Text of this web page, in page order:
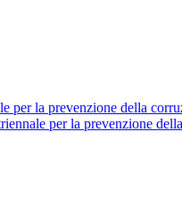
per la prevenzione della
per la prevenzione